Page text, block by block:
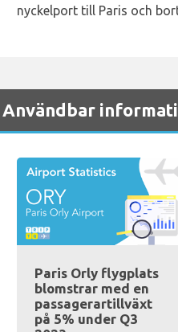
nyckelport till Paris och
Användbar
Paris Orly flygplats
blomstrar med en
passagerartillväxt
på 5% under Q3